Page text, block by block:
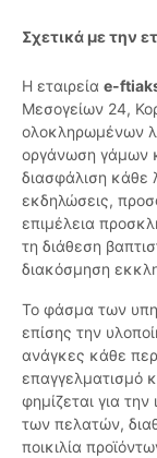
Σχετικά με την
Η εταιρεία e-
Μεσογείων 24,
ολοκληρωμένων
οργάνωση γάμων
διασφάλιση κάθε
εκδηλώσεις,
επιμέλεια
τη διάθεση
διακόσμηση
Το φάσμα των
επίσης την
ανάγκες κάθε
επαγγελματισμό
φημίζεται για την
των πελατών,
ποικιλία